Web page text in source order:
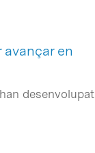
en
desenvolupat